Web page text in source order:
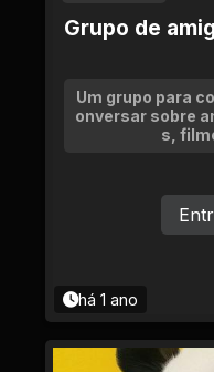
Grupo de
Um grupo para
onversar sobre
s,
há 1 ano